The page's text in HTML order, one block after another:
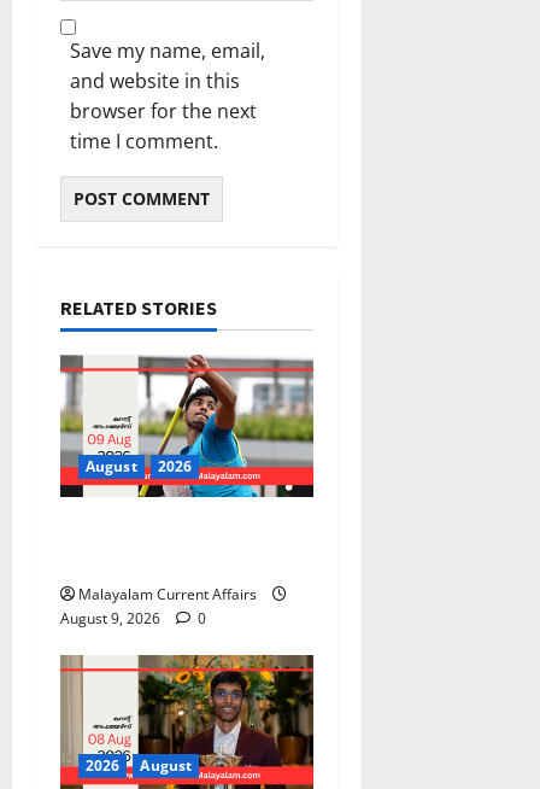
Save my name, email,
and website in this
browser for the next
time I comment.
RELATED STORIES
August 2026
Malayalam Current Affairs
August 9, 2026
0
2026 August